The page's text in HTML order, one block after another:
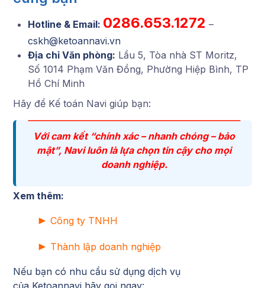
Hotline & Email: 0286.653.1272 –
cskh@ketoannavi.vn
Địa chỉ Văn phòng: Lầu 5, Tòa nhà ST Moritz,
Số 1014 Phạm Văn Đồng, Phường Hiệp Bình, TP
Hồ Chí Minh
Hãy để Kế toán Navi giúp bạn:
Với cam kết “chính xác – nhanh chóng – bảo
mật”, Navi luôn là lựa chọn tin cậy cho mọi
doanh nghiệp.
Xem thêm:
► Công ty TNHH
► Thành lập doanh nghiệp
Nếu bạn có nhu cầu sử dụng dịch vụ
của Ketoannavi hãy gọi ngay: